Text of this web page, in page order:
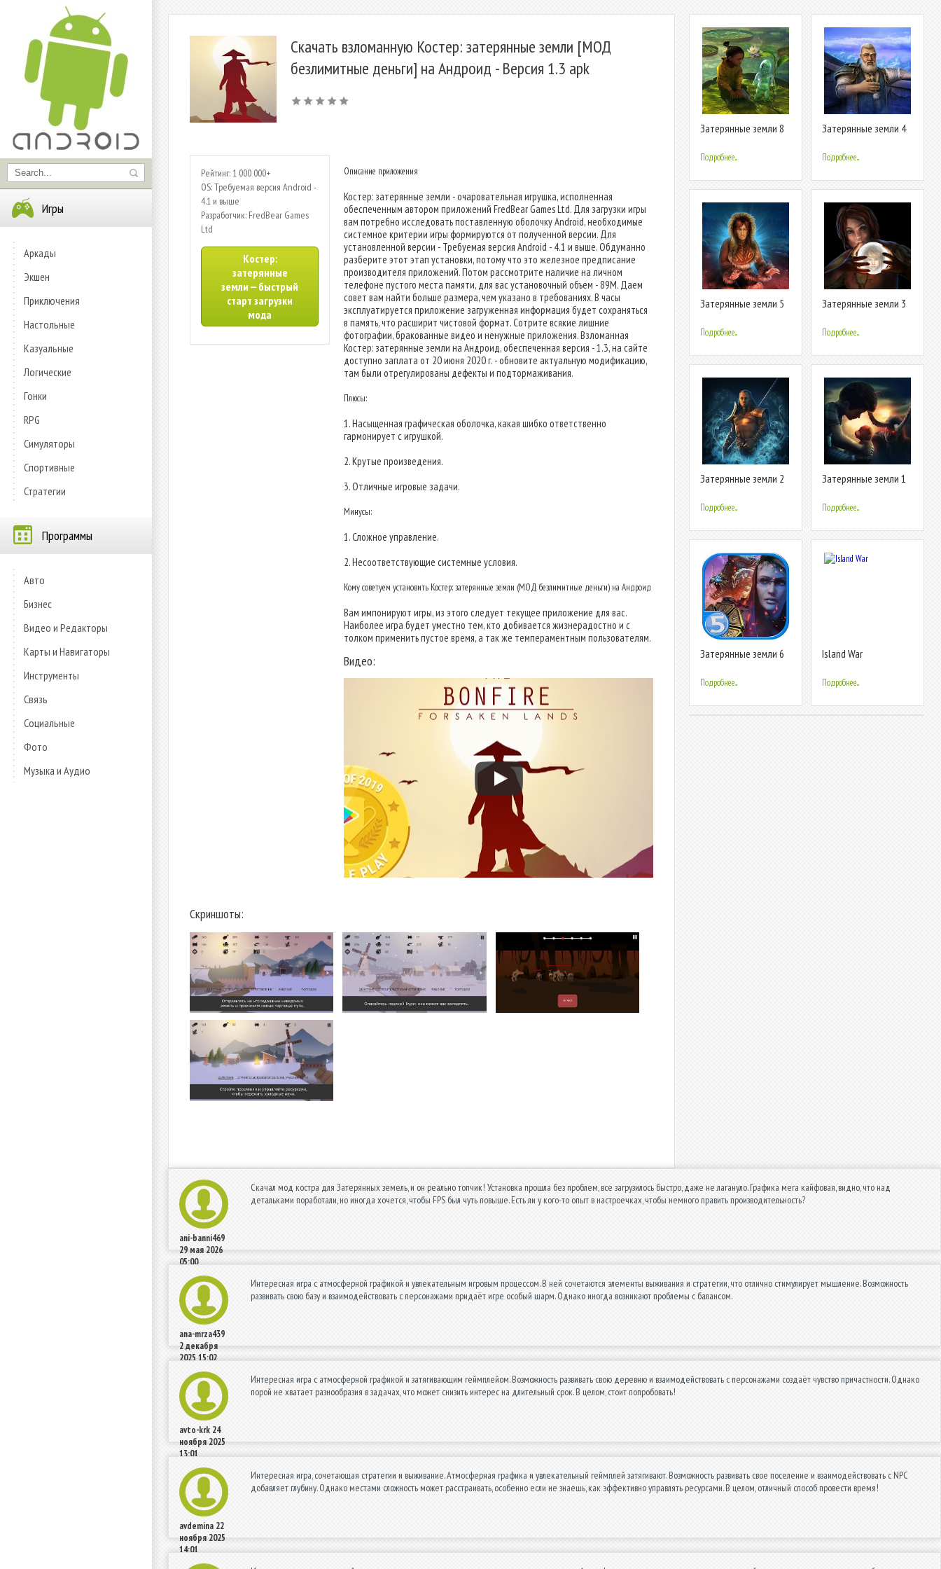
Игры
Аркады
Экшен
Приключения
Настольные
Казуальные
Логические
Гонки
RPG
Симуляторы
Спортивные
Стратегии
Программы
Авто
Бизнес
Видео и Редакторы
Карты и Навигаторы
Инструменты
Связь
Социальные
Фото
Музыка и Аудио
Скачать взломанную Костер: затерянные земли [МОД
безлимитные деньги] на Андроид - Версия 1.3 apk
Рейтинг: 1 000 000+
OS: Требуемая версия Android -
4.1 и выше
Разработчик: FredBear Games
Ltd
Костер:
затерянные
земли — быстрый
старт загрузки
мода
Описание приложения
Костер: затерянные земли - очаровательная игрушка, исполненная
обеспеченным автором приложений FredBear Games Ltd. Для загрузки игры
вам потребно исследовать поставленную оболочку Android, необходимые
системное критерии игры формируются от полученной версии. Для
установленной версии - Требуемая версия Android - 4.1 и выше. Обдуманно
разберите этот этап установки, потому что это железное предписание
производителя приложений. Потом рассмотрите наличие на личном
телефоне пустого места памяти, для вас установочный объем - 89M. Даем
совет вам найти больше размера, чем указано в требованиях. В часы
эксплуатируется приложение загруженная информация будет сохраняться
в память, что расширит чистовой формат. Сотрите всякие лишние
фотографии, бракованные видео и ненужные приложения. Взломанная
Костер: затерянные земли на Андроид, обеспеченная версия - 1.3, на сайте
доступно заплата от 20 июня 2020 г. - обновите актуальную модификацию,
там были отрегулированы дефекты и подтормаживания.
Плюсы:
1. Насыщенная графическая оболочка, какая шибко ответственно
гармонирует с игрушкой.
2. Крутые произведения.
3. Отличные игровые задачи.
Минусы:
1. Сложное управление.
2. Несоответствующие системные условия.
Кому советуем установить Костер: затерянные земли (МОД безлимитные деньги) на Андроид
Вам импонируют игры, из этого следует текущее приложение для вас.
Наиболее игра будет уместно тем, кто добивается жизнерадостно и с
толком применить пустое время, а так же темпераментным пользователям.
Видео:
Скриншоты:
Затерянные земли 8
Подробнее...
Затерянные земли 4
Подробнее...
Затерянные земли 5
Подробнее...
Затерянные земли 3
Подробнее...
Затерянные земли 2
Подробнее...
Затерянные земли 1
Подробнее...
Затерянные земли 6
Подробнее...
Island War
Подробнее...
ani-banni469
29 мая 2026
05:00
Скачал мод костра для Затерянных земель, и он реально топчик! Установка прошла без проблем, все загрузилось быстро, даже не лагануло. Графика мега кайфовая, видно, что над
детальками поработали, но иногда хочется, чтобы FPS был чуть повыше. Есть ли у кого-то опыт в настроечках, чтобы немного править производительность?
ana-mrza439
2 декабря
2025 15:02
Интересная игра с атмосферной графикой и увлекательным игровым процессом. В ней сочетаются элементы выживания и стратегии, что отлично стимулирует мышление. Возможность
развивать свою базу и взаимодействовать с персонажами придаёт игре особый шарм. Однако иногда возникают проблемы с балансом.
avto-krk 24
ноября 2025
13:01
Интересная игра с атмосферной графикой и затягивающим геймплейом. Возможность развивать свою деревню и взаимодействовать с персонажами создаёт чувство причастности. Однако
порой не хватает разнообразия в задачах, что может снизить интерес на длительный срок. В целом, стоит попробовать!
avdemina 22
ноября 2025
14:01
Интересная игра, сочетающая стратегии и выживание. Атмосферная графика и увлекательный геймплей затягивают. Возможность развивать свое поселение и взаимодействовать с NPC
добавляет глубину. Однако местами сложность может расстраивать, особенно если не знаешь, как эффективно управлять ресурсами. В целом, отличный способ провести время!